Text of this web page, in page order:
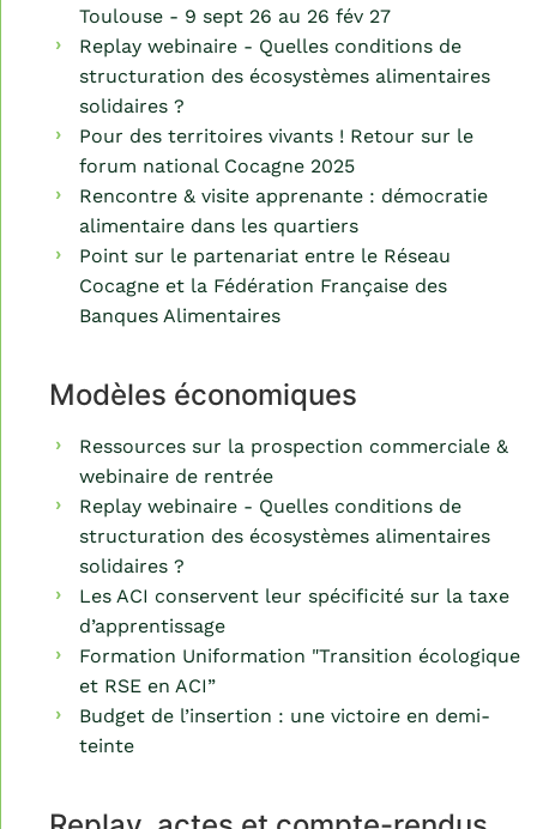
Toulouse - 9 sept 26 au 26 fév 27
Replay webinaire - Quelles conditions de
structuration des écosystèmes alimentaires
solidaires ?
Pour des territoires vivants ! Retour sur le
forum national Cocagne 2025
Rencontre & visite apprenante : démocratie
alimentaire dans les quartiers
Point sur le partenariat entre le Réseau
Cocagne et la Fédération Française des
Banques Alimentaires
Modèles économiques
Ressources sur la prospection commerciale &
webinaire de rentrée
Replay webinaire - Quelles conditions de
structuration des écosystèmes alimentaires
solidaires ?
Les ACI conservent leur spécificité sur la taxe
d’apprentissage
Formation Uniformation "Transition écologique
et RSE en ACI”
Budget de l’insertion : une victoire en demi-
teinte